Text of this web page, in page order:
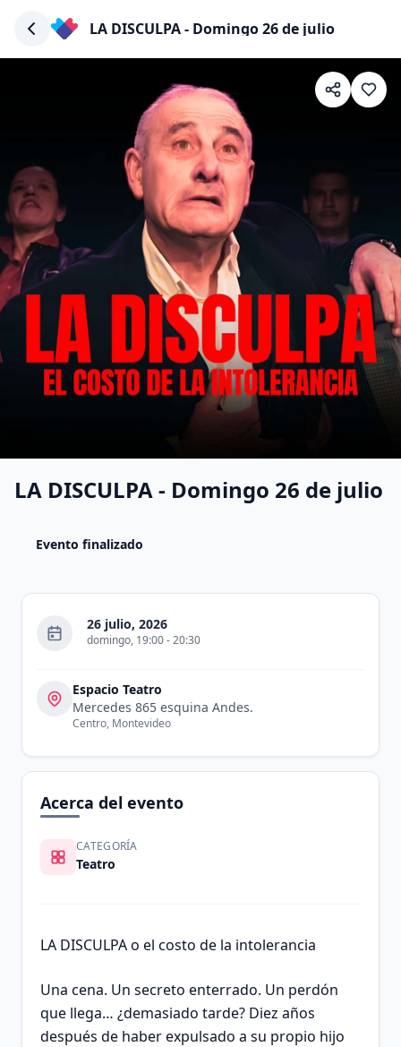
LA DISCULPA - Domingo 26 de julio
LA DISCULPA - Domingo 26 de julio
Evento finalizado
26 julio, 2026
domingo, 19:00-20:30
Espacio Teatro
Mercedes 865 esquina Andes.
Centro, Montevideo
Acerca del evento
CATEGORÍA
Teatro
LA DISCULPA o el costo de la intolerancia
Una cena. Un secreto enterrado. Un perdón
que llega… ¿demasiado tarde? Diez años
después de haber expulsado a su propio hijo